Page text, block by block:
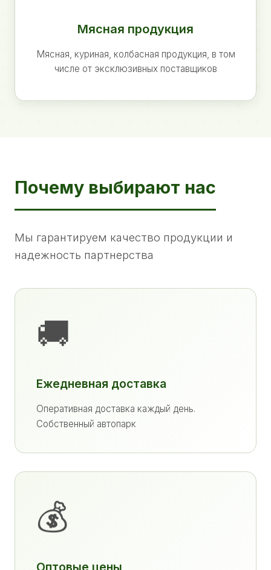
Мясная продукция
Мясная, куриная, колбасная продукция, в том
числе от эксклюзивных поставщиков
Почему выбирают нас
Мы гарантируем качество продукции и
надежность партнерства
🚚
Ежедневная доставка
Оперативная доставка каждый день.
Собственный автопарк
💰
Оптовые цены